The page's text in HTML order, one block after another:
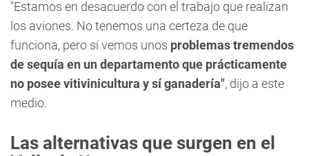
"Estamos en desacuerdo con el trabajo que realizan
los aviones. No tenemos una certeza de que
funciona, pero sí vemos unos problemas tremendos
de sequía en un departamento que prácticamente
no posee vitivinicultura y sí ganadería", dijo a este
medio.
Las alternativas que surgen en el